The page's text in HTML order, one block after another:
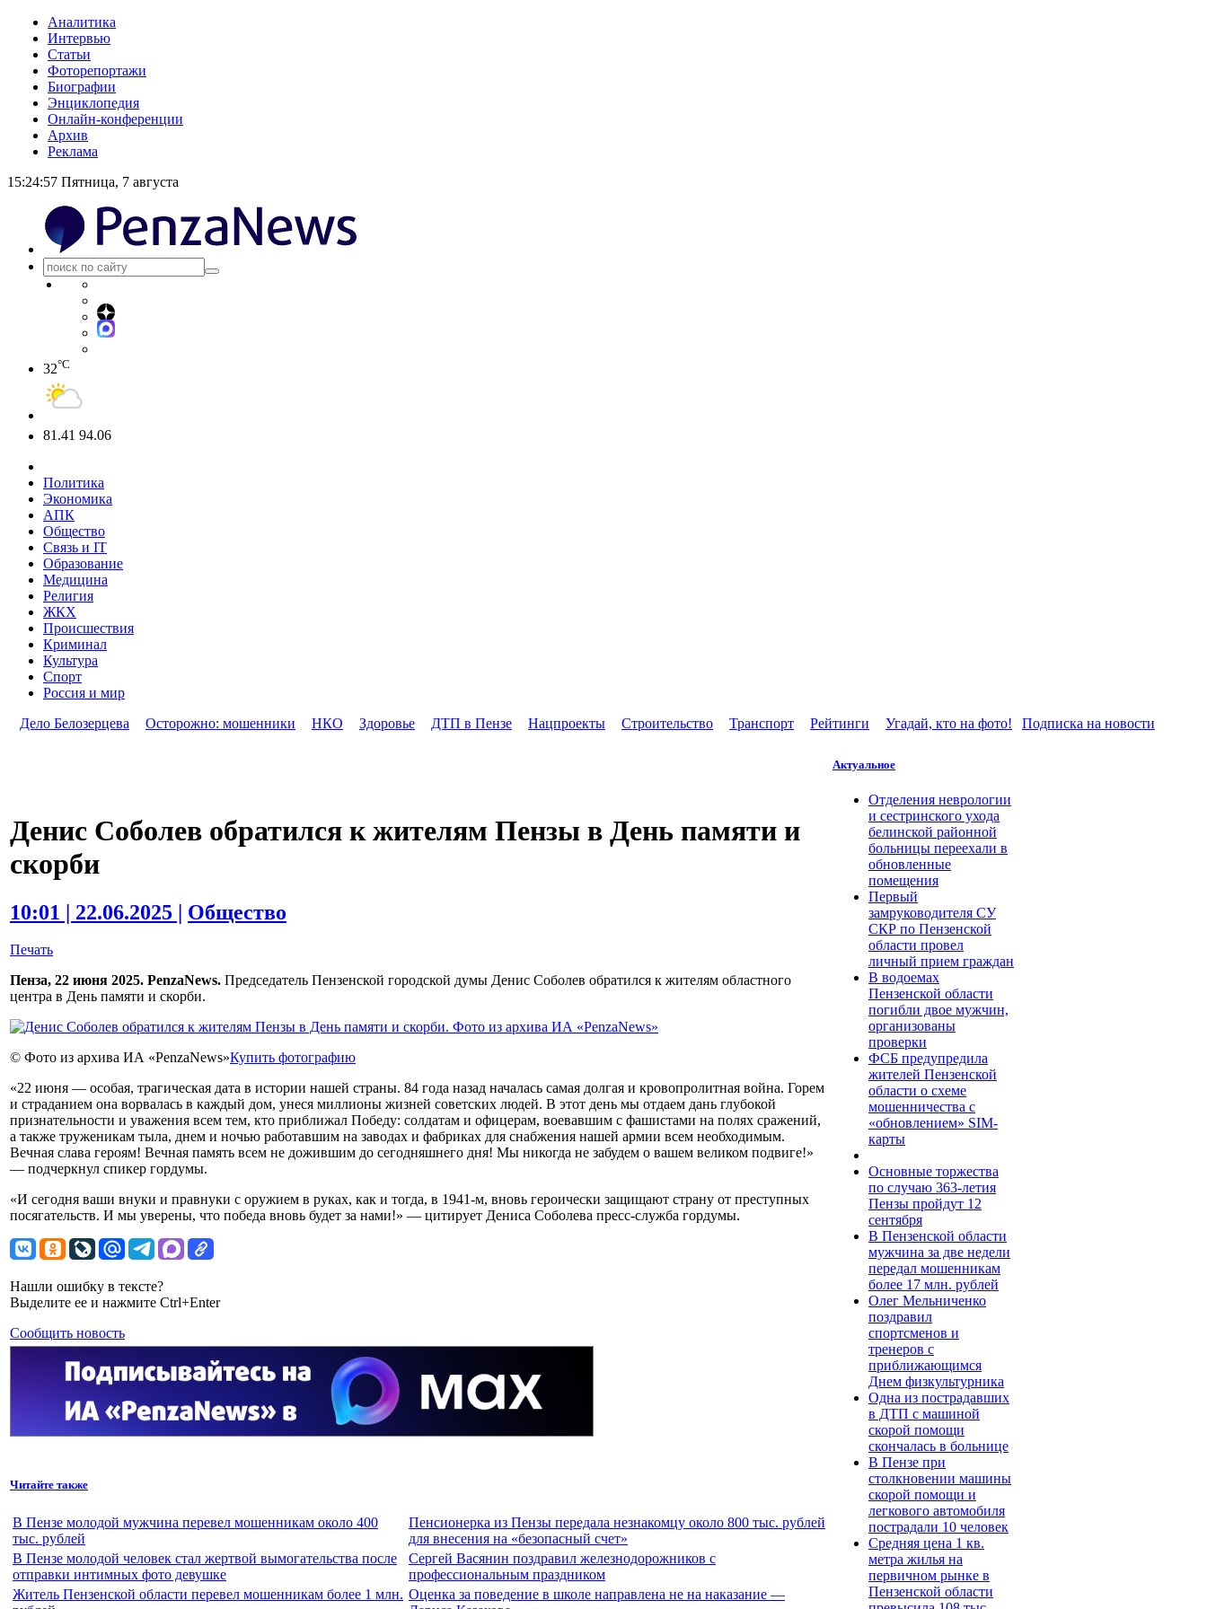
Аналитика
Интервью
Статьи
Фоторепортажи
Биографии
Энциклопедия
Онлайн-конференции
Архив
Реклама
15:24:58 Пятница, 7 августа
32°C
81.41 94.06
Политика
Экономика
АПК
Общество
Связь и IT
Образование
Медицина
Религия
ЖКХ
Происшествия
Криминал
Культура
Спорт
Россия и мир
Дело Белозерцева
Осторожно: мошенники НКО Здоровье ДТП в Пензе Нацпроекты Строительство Транспорт Рейтинги Угадай, кто на фото! Подписка на новости
Денис Соболев обратился к жителям Пензы в День памяти и
скорби
10:01 | 22.06.2025 | Общество
Печать
Пенза, 22 июня 2025. PenzaNews. Председатель Пензенской городской думы Денис Соболев обратился к жителям областного
центра в День памяти и скорби.
© Фото из архива ИА «PenzaNews»Купить фотографию
«22 июня — особая, трагическая дата в истории нашей страны. 84 года назад началась самая долгая и кровопролитная война. Горем
и страданием она ворвалась в каждый дом, унеся миллионы жизней советских людей. В этот день мы отдаем дань глубокой
признательности и уважения всем тем, кто приближал Победу: солдатам и офицерам, воевавшим с фашистами на полях сражений,
а также труженикам тыла, днем и ночью работавшим на заводах и фабриках для снабжения нашей армии всем необходимым.
Вечная слава героям! Вечная память всем не дожившим до сегодняшнего дня! Мы никогда не забудем о вашем великом подвиге!»
— подчеркнул спикер гордумы.
«И сегодня ваши внуки и правнуки с оружием в руках, как и тогда, в 1941-м, вновь героически защищают страну от преступных
посягательств. И мы уверены, что победа вновь будет за нами!» — цитирует Дениса Соболева пресс-служба гордумы.
Нашли ошибку в тексте?
Выделите ее и нажмите Ctrl+Enter
Сообщить новость
Читайте также
В Пензе молодой мужчина перевел мошенникам около 400
тыс. рублей
Пенсионерка из Пензы передала незнакомцу около 800 тыс. рублей
для внесения на «безопасный счет»
В Пензе молодой человек стал жертвой вымогательства после
отправки интимных фото девушке
Сергей Васянин поздравил железнодорожников с
профессиональным праздником
Житель Пензенской области перевел мошенникам более 1 млн. Оценка за поведение в школе направлена не на наказание —
Актуальное
Отделения неврологии
и сестринского ухода
белинской районной
больницы переехали в
обновленные
помещения
Первый
замруководителя СУ
СКР по Пензенской
области провел
личный прием граждан
В водоемах
Пензенской области
погибли двое мужчин,
организованы
проверки
ФСБ предупредила
жителей Пензенской
области о схеме
мошенничества c
«обновлением» SIM-
карты
Основные торжества
по случаю 363-летия
Пензы пройдут 12
сентября
В Пензенской области
мужчина за две недели
передал мошенникам
более 17 млн. рублей
Олег Мельниченко
поздравил
спортсменов и
тренеров с
приближающимся
Днем физкультурника
Одна из пострадавших
в ДТП с машиной
скорой помощи
скончалась в больнице
В Пензе при
столкновении машины
скорой помощи и
легкового автомобиля
пострадали 10 человек
Средняя цена 1 кв.
метра жилья на
первичном рынке в
Пензенской области